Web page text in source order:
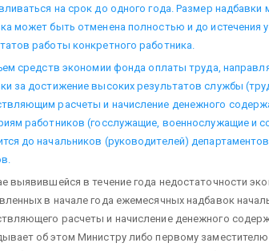
на срок до одного года. Размер
может быть отменена полностью и до истечения
работы конкретного работника.
средств экономии фонда оплаты труда,
за достижение высоких результатов службы
расчеты и начисление денежного
работников (госслужащие, военнослужащие и
до начальников (руководителей)
выявившейся в течение года недостаточности
в начале года ежемесячных надбавок
расчеты и начисление денежного
об этом Министру либо первому